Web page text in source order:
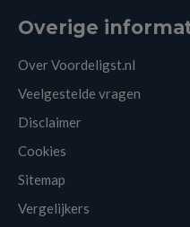
Overige
Over Voordeligst.nl
Veelgestelde vragen
Disclaimer
Cookies
Sitemap
Vergelijkers